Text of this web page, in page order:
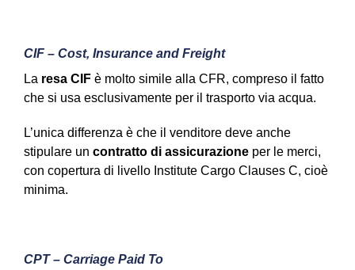
CIF – Cost, Insurance and Freight
La resa CIF è molto simile alla CFR, compreso il fatto
che si usa esclusivamente per il trasporto via acqua.
L’unica differenza è che il venditore deve anche
stipulare un contratto di assicurazione per le merci,
con copertura di livello Institute Cargo Clauses C, cioè
minima.
CPT – Carriage Paid To